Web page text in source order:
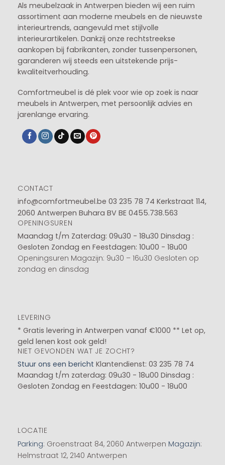
Als meubelzaak in Antwerpen bieden wij een ruim
assortiment aan moderne meubels en de nieuwste
interieurtrends, aangevuld met stijlvolle
interieurartikelen. Dankzij onze rechtstreekse
aankopen bij fabrikanten, zonder tussenpersonen,
garanderen wij steeds een uitstekende prijs-
kwaliteitverhouding.
Comfortmeubel is dé plek voor wie op zoek is naar
meubels in Antwerpen, met persoonlijk advies en
jarenlange ervaring.
CONTACT
info@comfortmeubel.be 03 235 78 74 Kerkstraat 114,
2060 Antwerpen Buhara BV BE 0455.738.563
OPENINGSUREN
Maandag t/m Zaterdag: 09u30 - 18u30 Dinsdag :
Gesloten Zondag en Feestdagen: 10u00 - 18u00
Openingsuren Magazijn: 9u30 – 16u30 Gesloten op
zondag en dinsdag
LEVERING
* Gratis levering in Antwerpen vanaf €1000 ** Let op,
geld lenen kost ook geld!
NIET GEVONDEN WAT JE ZOCHT?
Stuur ons een bericht Klantendienst: 03 235 78 74
Maandag t/m zaterdag: 09u30 - 18u00 Dinsdag :
Gesloten Zondag en Feestdagen: 10u00 - 18u00
LOCATIE
Parking: Groenstraat 84, 2060 Antwerpen Magazijn:
Helmstraat 12, 2140 Antwerpen